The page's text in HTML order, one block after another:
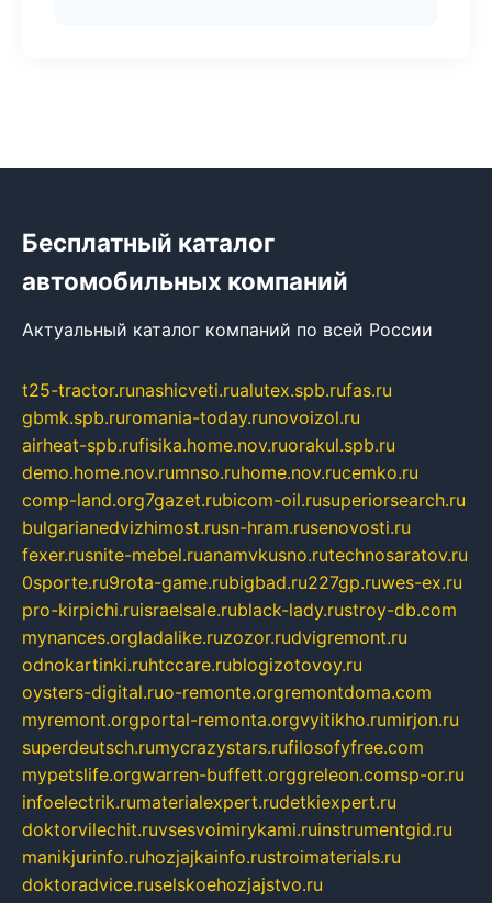
Бесплатный каталог
автомобильных компаний
Актуальный каталог компаний по всей России
t25-tractor.runashicveti.rualutex.spb.rufas.ru
gbmk.spb.ruromania-today.runovoizol.ru
airheat-spb.rufisika.home.nov.ruorakul.spb.ru
demo.home.nov.rumnso.ruhome.nov.rucemko.ru
comp-land.org7gazet.rubicom-oil.rusuperiorsearch.ru
bulgarianedvizhimost.rusn-hram.rusenovosti.ru
fexer.rusnite-mebel.ruanamvkusno.rutechnosaratov.ru
0sporte.ru9rota-game.rubigbad.ru227gp.ruwes-ex.ru
pro-kirpichi.ruisraelsale.rublack-lady.rustroy-db.com
mynances.orgladalike.ruzozor.rudvigremont.ru
odnokartinki.ruhtccare.rublogizotovoy.ru
oysters-digital.ruo-remonte.orgremontdoma.com
myremont.orgportal-remonta.orgvyitikho.rumirjon.ru
superdeutsch.rumycrazystars.rufilosofyfree.com
mypetslife.orgwarren-buffett.orggreleon.comsp-or.ru
infoelectrik.rumaterialexpert.rudetkiexpert.ru
doktorvilechit.ruvsesvoimirykami.ruinstrumentgid.ru
manikjurinfo.ruhozjajkainfo.rustroimaterials.ru
doktoradvice.ruselskoehozjajstvo.ru